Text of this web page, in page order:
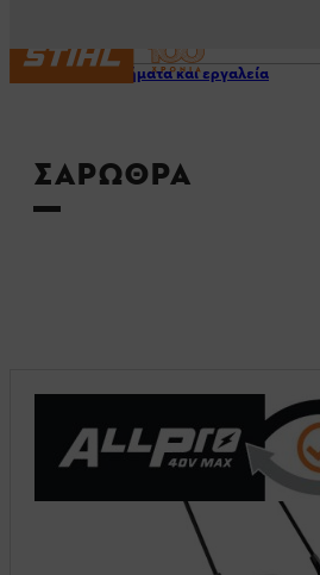
Μηχανήματα και εργαλεία
ΣΆΡΩΘΡΑ